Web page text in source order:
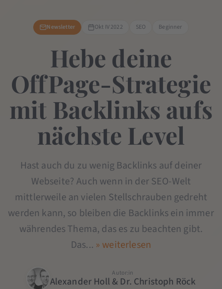
Newsletter Okt IV 2022 SEO Beginner
Hebe deine
OffPage-Strategie
mit Backlinks aufs
nächste Level
Hast auch du zu wenig Backlinks auf deiner
Webseite? Auch wenn in der SEO-Welt
mittlerweile an vielen Stellschrauben gedreht
werden kann, so bleiben die Backlinks ein immer
währendes Thema, das es zu beachten gibt.
Das... » weiterlesen
Autor:in
Alexander Holl & Dr. Christoph Röck